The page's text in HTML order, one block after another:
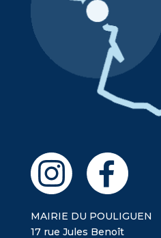
MAIRIE DU POULIGUEN
17 rue Jules Benoît